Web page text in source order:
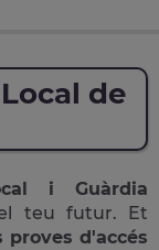
de
i Guàrdia
teu futur. Et
d'accés